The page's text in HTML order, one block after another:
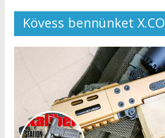
Kövess bennünket